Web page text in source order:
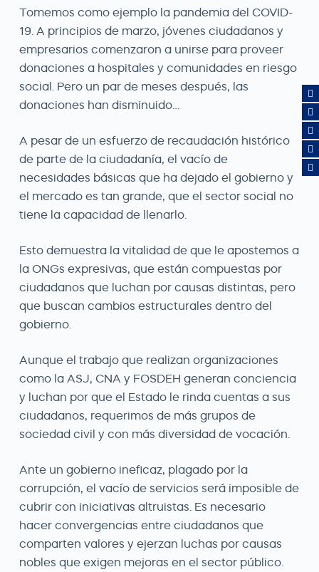
Tomemos como ejemplo la pandemia del COVID-
19. A principios de marzo, jóvenes ciudadanos y
empresarios comenzaron a unirse para proveer
donaciones a hospitales y comunidades en riesgo
social. Pero un par de meses después, las
donaciones han disminuido…
A pesar de un esfuerzo de recaudación histórico
de parte de la ciudadanía, el vacío de
necesidades básicas que ha dejado el gobierno y
el mercado es tan grande, que el sector social no
tiene la capacidad de llenarlo.
Esto demuestra la vitalidad de que le apostemos a
la ONGs expresivas, que están compuestas por
ciudadanos que luchan por causas distintas, pero
que buscan cambios estructurales dentro del
gobierno.
Aunque el trabajo que realizan organizaciones
como la ASJ, CNA y FOSDEH generan conciencia
y luchan por que el Estado le rinda cuentas a sus
ciudadanos, requerimos de más grupos de
sociedad civil y con más diversidad de vocación.
Ante un gobierno ineficaz, plagado por la
corrupción, el vacío de servicios será imposible de
cubrir con iniciativas altruistas. Es necesario
hacer convergencias entre ciudadanos que
comparten valores y ejerzan luchas por causas
nobles que exigen mejoras en el sector público.